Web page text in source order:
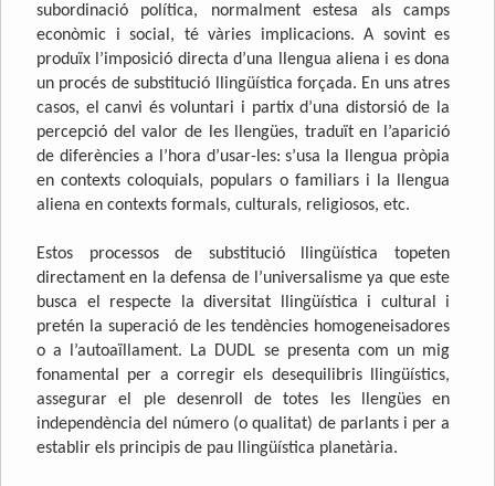
subordinació política, normalment estesa als camps
econòmic i social, té vàries implicacions. A sovint es
produïx l’imposició directa d’una llengua aliena i es dona
un procés de substitució llingüística forçada. En uns atres
casos, el canvi és voluntari i partix d’una distorsió de la
percepció del valor de les llengües, traduït en l’aparició
de diferències a l’hora d’usar-les: s’usa la llengua pròpia
en contexts coloquials, populars o familiars i la llengua
aliena en contexts formals, culturals, religiosos, etc.
Estos processos de substitució llingüística topeten
directament en la defensa de l’universalisme ya que este
busca el respecte la diversitat llingüística i cultural i
pretén la superació de les tendències homogeneisadores
o a l’autoaïllament. La DUDL se presenta com un mig
fonamental per a corregir els desequilibris llingüístics,
assegurar el ple desenroll de totes les llengües en
independència del número (o qualitat) de parlants i per a
establir els principis de pau llingüística planetària.